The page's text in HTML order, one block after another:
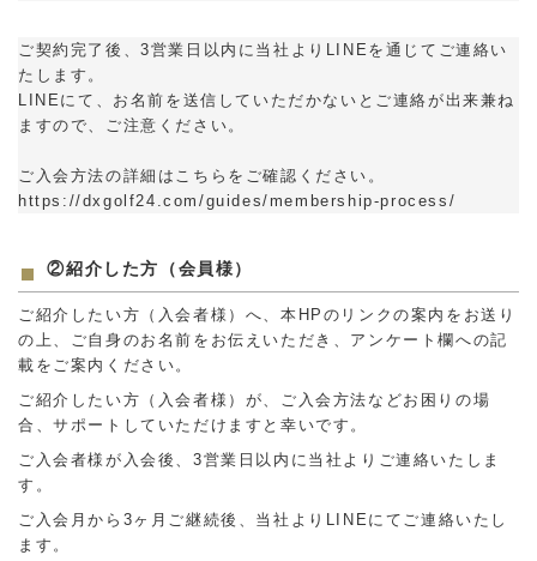
ご契約完了後、3営業日以内に当社よりLINEを通じてご連絡い
たします。
LINEにて、お名前を送信していただかないとご連絡が出来兼ね
ますので、ご注意ください。
ご入会方法の詳細はこちらをご確認ください。
https://dxgolf24.com/guides/membership-process/
②紹介した方（会員様）
ご紹介したい方（入会者様）へ、本HPのリンクの案内をお送り
の上、ご自身のお名前をお伝えいただき、アンケート欄への記
載をご案内ください。
ご紹介したい方（入会者様）が、ご入会方法などお困りの場
合、サポートしていただけますと幸いです。
ご入会者様が入会後、3営業日以内に当社よりご連絡いたしま
す。
ご入会月から3ヶ月ご継続後、当社よりLINEにてご連絡いたし
ます。